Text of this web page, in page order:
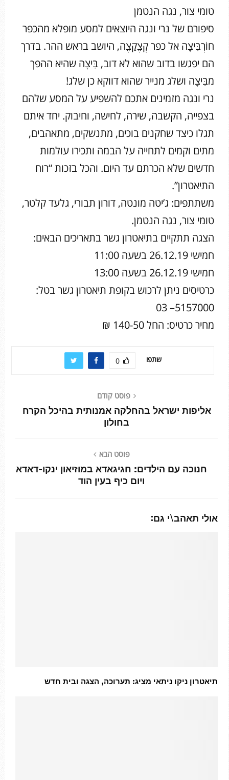
טומי צור, נגה הנטמן
סיפורם של נרי ונגה היוצאים למסע מופלא מהכפר
חוֹ‏‎רְבִּיצָה אל כפר קְצֶקַצֶה, היושב בראש ההר. בדרך
הם יפגשו בדוב שהוא לא דוב, בִּיצָה שהיא ההפך
מבִּיצָה ושלג מנייר שהוא דווקא כן שלג!
נרי ונגה מזמינים אתכם להשפיע על המסע שלהם
בצפייה, הקשבה, שירה, לחישה, וחיבוק. יחד איתם
תגלו כיצד שחקנים בוכים, מתנשקים, מתאהבים,
מתים וקמים לתחייה על הבמה ותכירו עולמות
חדשים שלא הכרתם עד היום. והכל בזכות “רוח
התיאטרון”.
משתתפים: ג’יטה מונטה, דורון תבורי, גלעד קלטר,
טומי צור, נגה הנטמן.
הצגה תתקיים בתיאטרון גשר בתאריכים הבאים:
חמישי 26.12.19 בשעה 11:00
חמישי 26.12.19 בשעה 13:00
כרטיסים ניתן לרכוש בקופת תיאטרון גשר בטל:
5157000– 03
מחיר כרטיס: החל 140-50 ₪
שתפו 0
פוסט קודם
אליפות ישראל בהחלקה אמנותית בהיכל הקרח
בחולון
פוסט הבא
חנוכה עם הילדים: חגיגאדא במוזיאון ינקו-דאדא
ויום כיף בעין הוד
אולי תאהב\י גם:
תיאטרון ניקו ניתאי מציג: תערוכה, הצגה ובית חדש